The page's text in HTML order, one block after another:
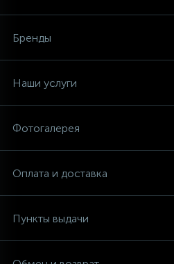
Бренды
Наши услуги
Фотогалерея
Оплата и доставка
Пункты выдачи